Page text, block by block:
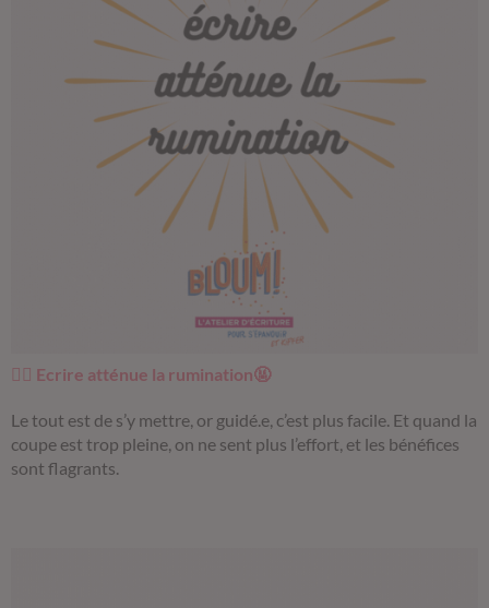
✍🏼 Ecrire atténue la rumination🤬
Le tout est de s’y mettre, or guidé.e, c’est plus facile. Et quand la
coupe est trop pleine, on ne sent plus l’effort, et les bénéfices
sont flagrants.